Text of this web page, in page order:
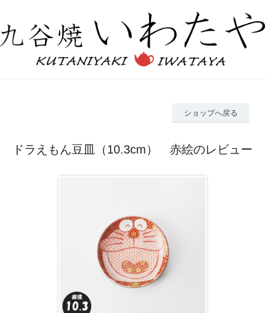
ショップへ戻る
ドラえもん豆皿（10.3cm） 赤絵のレビュー